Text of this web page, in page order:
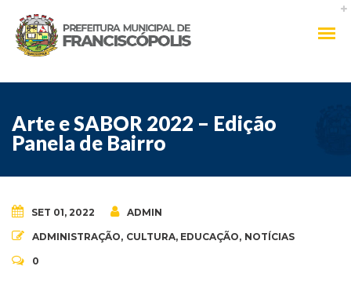
Arte e SABOR 2022 – Edição
Panela de Bairro
SET 01, 2022 ADMIN
ADMINISTRAÇÃO, CULTURA, EDUCAÇÃO, NOTÍCIAS
0